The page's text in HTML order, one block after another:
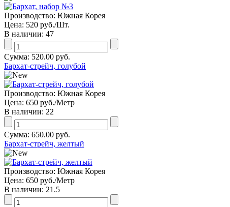
Производство: Южная Корея
Цена: 520 руб./Шт.
В наличии: 47
Сумма: 520.00 руб.
Бархат-стрейч, голубой
Производство: Южная Корея
Цена: 650 руб./Метр
В наличии: 22
Сумма: 650.00 руб.
Бархат-стрейч, желтый
Производство: Южная Корея
Цена: 650 руб./Метр
В наличии: 21.5